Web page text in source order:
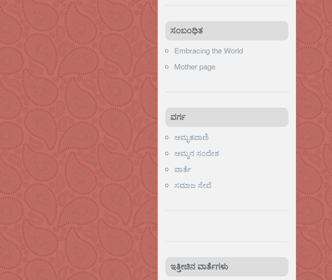
ಸಂಬಂಧಿತ
Embracing the World
Mother page
ವರ್ಗ
ಅಮೃತವಾಣಿ
ಅಮ್ಮನ ಸಂದೇಶ
ವಾರ್ತೆ
ಸಮಾಜ ಸೇವೆ
ಇತ್ತೀಚಿನ ವಾರ್ತೆಗಳು